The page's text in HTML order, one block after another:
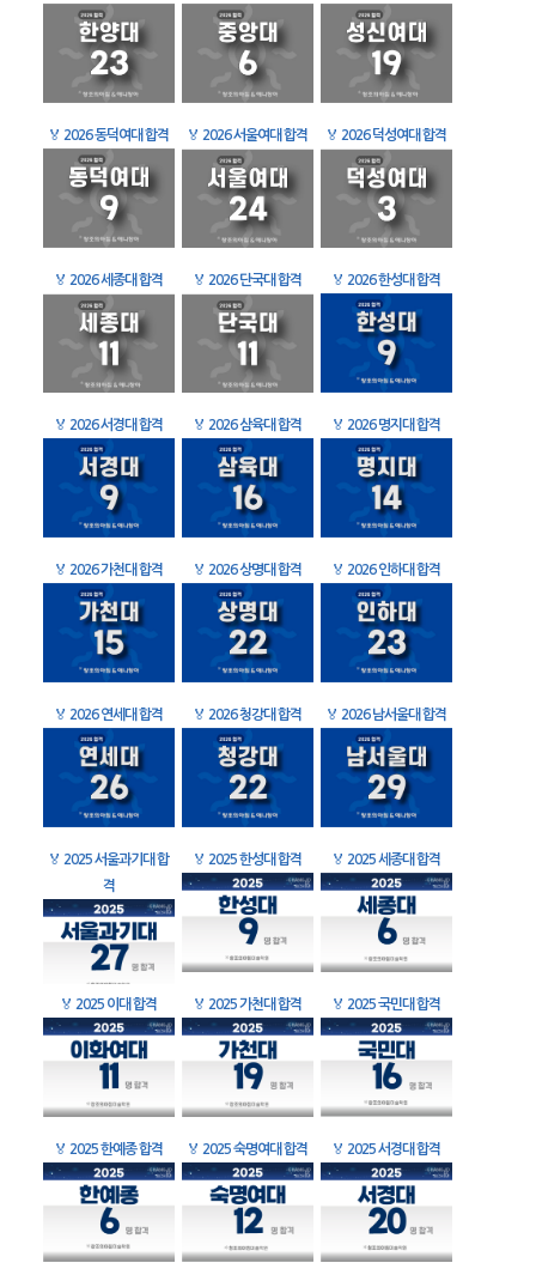
🏅 2026 동덕여대 합격 🏅 2026 서울여대 합격 🏅 2026 덕성여대 합격
🏅 2026 세종대 합격 🏅 2026 단국대 합격 🏅 2026 한성대 합격
🏅 2026 서경대 합격 🏅 2026 삼육대 합격 🏅 2026 명지대 합격
🏅 2026 가천대 합격 🏅 2026 상명대 합격 🏅 2026 인하대 합격
🏅 2026 연세대 합격 🏅 2026 청강대 합격 🏅 2026 남서울대 합격
🏅 2025 서울과기대 합
격
🏅 2025 한성대 합격 🏅 2025 세종대 합격
🏅 2025 이대 합격 🏅 2025 가천대 합격 🏅 2025 국민대 합격
🏅 2025 한예종 합격 🏅 2025 숙명여대 합격 🏅 2025 서경대 합격